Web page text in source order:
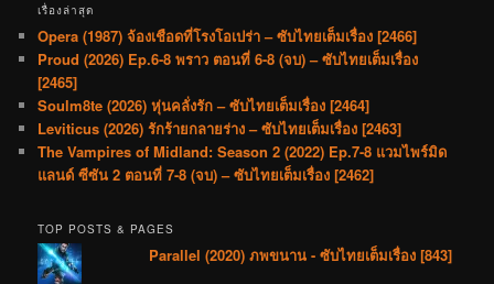
เรื่องล่าสุด
Opera (1987) จ้องเชือดที่โรงโอเปร่า – ซับไทยเต็มเรื่อง [2466]
Proud (2026) Ep.6-8 พราว ตอนที่ 6-8 (จบ) – ซับไทยเต็มเรื่อง
[2465]
Soulm8te (2026) หุ่นคลั่งรัก – ซับไทยเต็มเรื่อง [2464]
Leviticus (2026) รักร้ายกลายร่าง – ซับไทยเต็มเรื่อง [2463]
The Vampires of Midland: Season 2 (2022) Ep.7-8 แวมไพร์มิด
แลนด์ ซีซัน 2 ตอนที่ 7-8 (จบ) – ซับไทยเต็มเรื่อง [2462]
TOP POSTS & PAGES
Parallel (2020) ภพขนาน - ซับไทยเต็มเรื่อง [843]